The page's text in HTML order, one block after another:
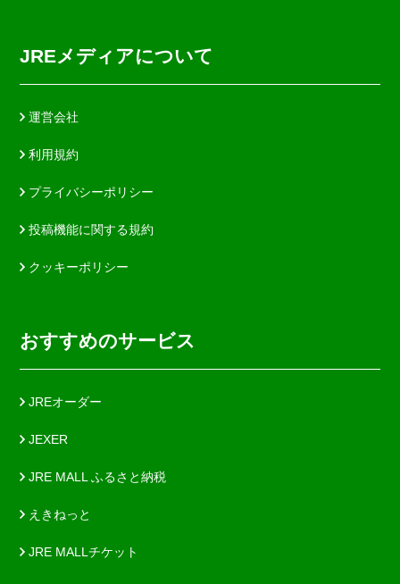
JREメディアについて
運営会社
利用規約
プライバシーポリシー
投稿機能に関する規約
クッキーポリシー
おすすめのサービス
JREオーダー
JEXER
JRE MALL ふるさと納税
えきねっと
JRE MALLチケット